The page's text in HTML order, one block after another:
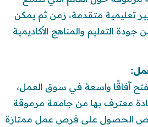
تعليمية متقدمة، زمن ثم يمكن
جودة التعليم والمناهج الأكاديمية
آفاقًا واسعة في سوق العمل،
معترف بها من جامعة مرموقة
الحصول على فرص عمل ممتازة